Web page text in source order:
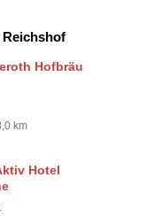
Hofbräu
km
Hotel